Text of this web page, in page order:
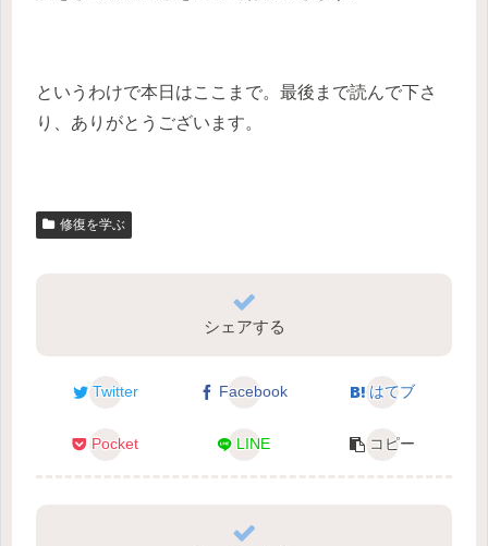
というわけで本日はここまで。最後まで読んで下さ
り、ありがとうございます。
修復を学ぶ
シェアする
Twitter Facebook はてブ
Pocket LINE コピー